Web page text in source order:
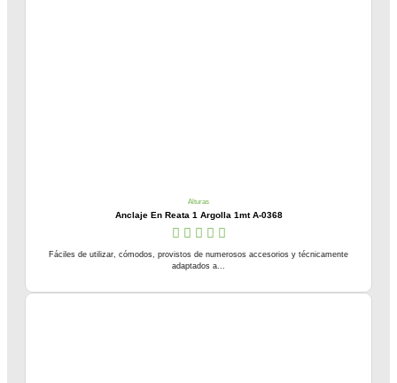
Alturas
Anclaje En Reata 1 Argolla 1mt A-0368
Fáciles de utilizar, cómodos, provistos de numerosos accesorios y técnicamente
adaptados a...